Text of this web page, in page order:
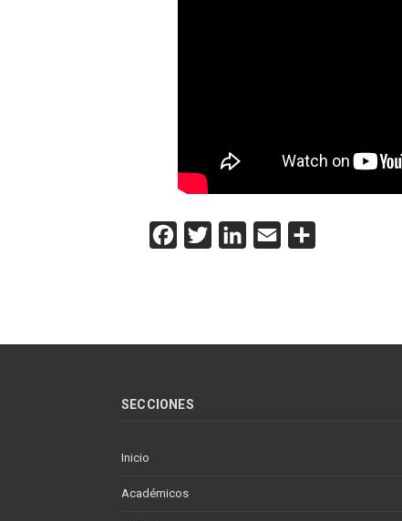
Facebook
Twitter LinkedInEmail
SECCIONES
Inicio
Académicos